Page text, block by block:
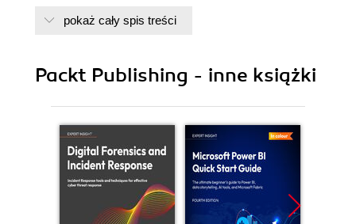
7. Securing Microservices
10. Troubleshooting Guide (Update)
pokaż cały spis treści
Packt Publishing - inne książki